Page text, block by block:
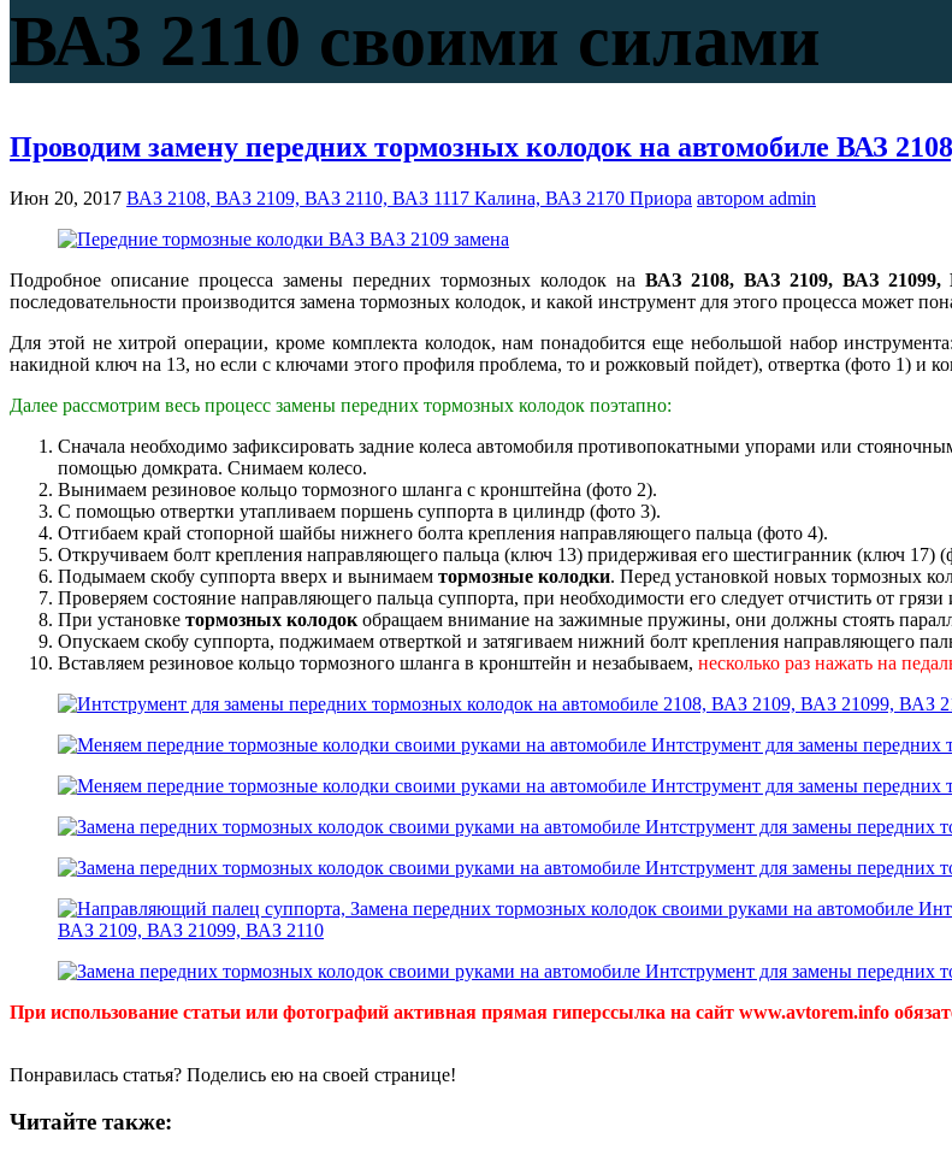
ВАЗ 2110 своими силами
Проводим замену передних тормозных колодок на автомобиле ВАЗ
Июн 20, 2017 ВАЗ 2108, ВАЗ 2109, ВАЗ 2110, ВАЗ 1117 Калина, ВАЗ 2170 Приора автором admin
Подробное описание процесса замены передних тормозных колодок на ВАЗ 2108, ВАЗ 2109, ВАЗ 21099,
последовательности производится замена тормозных колодок, и какой инструмент для этого процесса может
Для этой не хитрой операции, кроме комплекта колодок, нам понадобится еще небольшой набор
накидной ключ на 13, но если с ключами этого профиля проблема, то и рожковый пойдет), отвертка (фото 1) и
Далее рассмотрим весь процесс замены передних тормозных колодок поэтапно:
Сначала необходимо зафиксировать задние колеса автомобиля противопокатными упорами или
помощью домкрата. Снимаем колесо.
Вынимаем резиновое кольцо тормозного шланга с кронштейна (фото 2).
С помощью отвертки утапливаем поршень суппорта в цилиндр (фото 3).
Отгибаем край стопорной шайбы нижнего болта крепления направляющего пальца (фото 4).
Откручиваем болт крепления направляющего пальца (ключ 13) придерживая его шестигранник (ключ 17)
Подымаем скобу суппорта вверх и вынимаем тормозные колодки. Перед установкой новых тормозных
Проверяем состояние направляющего пальца суппорта, при необходимости его следует отчистить от
При установке тормозных колодок обращаем внимание на зажимные пружины, они должны стоять
Опускаем скобу суппорта, поджимаем отверткой и затягиваем нижний болт крепления направляющего
Вставляем резиновое кольцо тормозного шланга в кронштейн и незабываем, несколько раз нажать на
При использование статьи или фотографий активная прямая гиперссылка на сайт www.avtorem.info
Понравилась статья? Поделись ею на своей странице!
Читайте также: